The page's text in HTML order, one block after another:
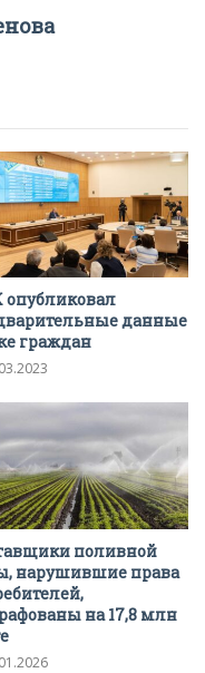
данные
граждан
поливной
нарушившие права
на 17,8 млн